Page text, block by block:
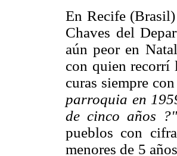
En Recife
Chaves del
aún peor en
con quien recorrí
curas siempre
parroquia en
de cinco años ?"
pueblos con
menores de 5